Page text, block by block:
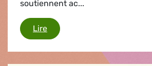
soutiennent ac...
LireOrganisation Internationale